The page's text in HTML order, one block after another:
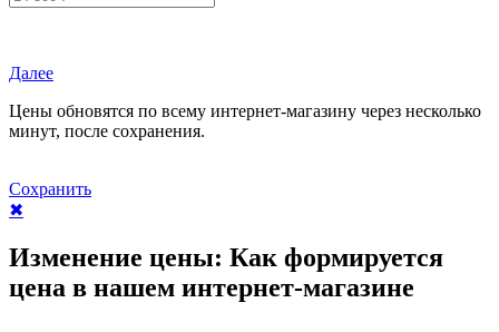
Далее
Цены обновятся по всему интернет-магазину через несколько
минут, после сохранения.
Сохранить
✖
Изменение цены: Как формируется
цена в нашем интернет-магазине